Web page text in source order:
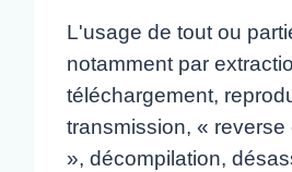
L'usage de tout ou
notamment par
téléchargement,
transmission, « reverse
», décompilation,